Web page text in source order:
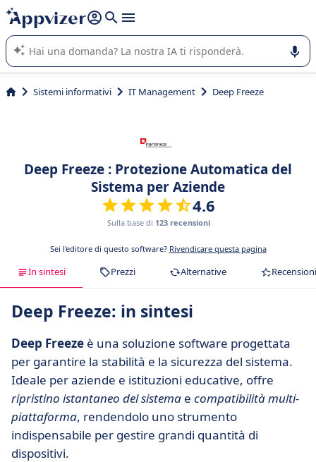
righe con
shift + enter
L'IA di Appvizer vi guida nell'utilizzo o nella scelta di un
software SaaS per la vostra azienda.
Sistemi informativi IT Management Deep Freeze
Deep Freeze : Protezione Automatica del
Sistema per Aziende
4.6
Sulla base di 123 recensioni
Sei l'editore di questo software? Rivendicare questa pagina
In sintesi Prezzi Alternative Recensioni
Deep Freeze: in sintesi
Deep Freeze è una soluzione software progettata
per garantire la stabilità e la sicurezza del sistema.
Ideale per aziende e istituzioni educative, offre
ripristino istantaneo del sistema e compatibilità multi-
piattaforma, rendendolo uno strumento
indispensabile per gestire grandi quantità di
dispositivi.